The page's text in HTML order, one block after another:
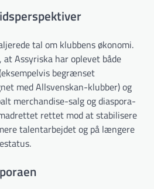
tal om klubbens økonomi.
Assyriska har oplevet både
begrænset
med Allsvenskan-klubber) og
merchandise-salg og diaspora-
rettet mod at stabilisere
talentarbejdet og på længere